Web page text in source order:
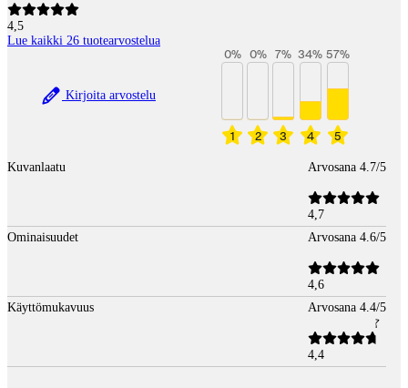
4,5
Lue kaikki 26 tuotearvostelua
Kirjoita arvostelu
1
0%
2
0%
3
7%
4
34%
5
57%
Kuvanlaatu Arvosana 4.7/5
4,7
Ominaisuudet
Arvosana 4.6/5
4,6
Käyttömukavuus
Arvosana 4.4/5
4,4